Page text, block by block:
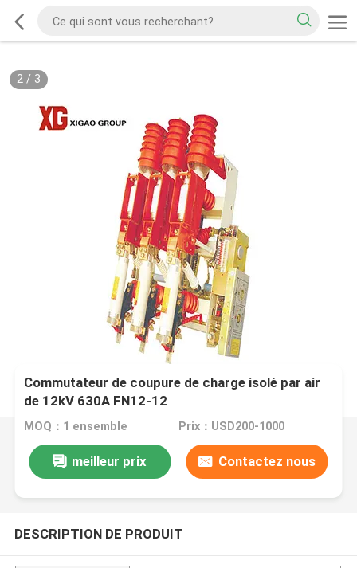
2/ 3
Commutateur de coupure de charge isolé par air
de 12kV 630A FN12-12
MOQ：1 ensemble Prix：USD200-1000
meilleur prix Contactez nous
DESCRIPTION DE PRODUIT